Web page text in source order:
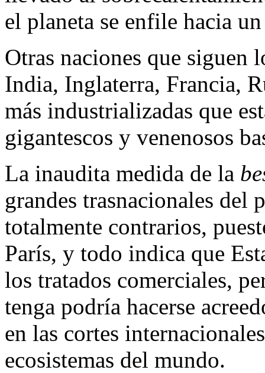
el planeta se enfile hacia
Otras naciones que siguen
India, Inglaterra, Francia,
más industrializadas que
gigantescos y venenosos
La inaudita medida de la
grandes trasnacionales del
totalmente contrarios,
París, y todo indica que
los tratados comerciales,
tenga podría hacerse
en las cortes
ecosistemas del mundo.